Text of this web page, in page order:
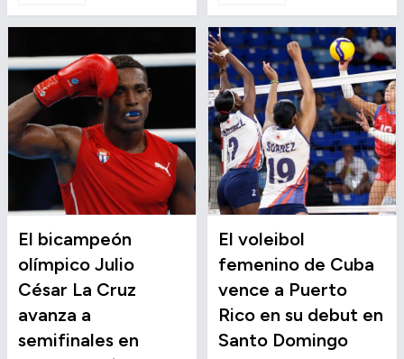
El bicampeón
olímpico Julio
César La Cruz
avanza a
semifinales en
El voleibol
femenino de Cuba
vence a Puerto
Rico en su debut en
Santo Domingo